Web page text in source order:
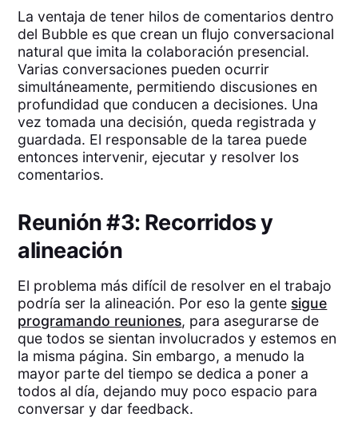
La ventaja de tener hilos de comentarios dentro
del Bubble es que crean un flujo conversacional
natural que imita la colaboración presencial.
Varias conversaciones pueden ocurrir
simultáneamente, permitiendo discusiones en
profundidad que conducen a decisiones. Una
vez tomada una decisión, queda registrada y
guardada. El responsable de la tarea puede
entonces intervenir, ejecutar y resolver los
comentarios.
Reunión #3: Recorridos y
alineación
El problema más difícil de resolver en el trabajo
podría ser la alineación. Por eso la gente sigue
programando reuniones, para asegurarse de
que todos se sientan involucrados y estemos en
la misma página. Sin embargo, a menudo la
mayor parte del tiempo se dedica a poner a
todos al día, dejando muy poco espacio para
conversar y dar feedback.